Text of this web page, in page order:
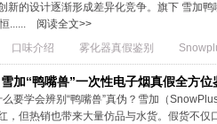
新的设计逐渐形成差异化竞争。旗下 雪加
......
阅读全文>>
口味介绍 雾化器真假鉴别
加“鸭嘴兽”一次性电子烟真假全方位
要学会辨别“鸭嘴兽”真伪？雪加（
，但热销也带来大量仿品与水货。假货不